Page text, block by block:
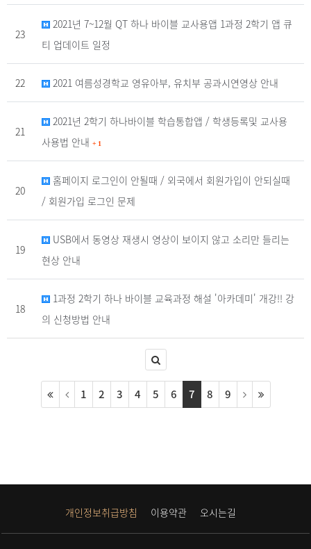
23
2021년 7~12월 QT 하나 바이블 교사용앱 1과정 2학기 앱 큐
티 업데이트 일정
22 2021 여름성경학교 영유아부, 유치부 공과시연영상 안내
21
2021년 2학기 하나바이블 학습통합앱 / 학생등록및 교사용
사용법 안내 + 1
20
홈페이지 로그인이 안될때 / 외국에서 회원가입이 안되실때
/ 회원가입 로그인 문제
19
USB에서 동영상 재생시 영상이 보이지 않고 소리만 들리는
현상 안내
18
1과정 2학기 하나 바이블 교육과정 해설 '아카데미' 개강!! 강
의 신청방법 안내
1 2 3 4 5 6 7 8 9
개인정보취급방침 이용약관 오시는길